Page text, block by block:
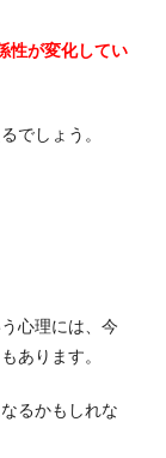
性が変化してい
でしょう。
心理には、今
あります。
るかもしれな